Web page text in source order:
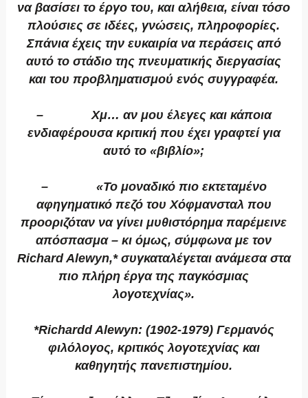
να βασίσει το έργο του, και αλήθεια, είναι τόσο
πλούσιες σε ιδέες, γνώσεις, πληροφορίες.
Σπάνια έχεις την ευκαιρία να περάσεις από
αυτό το στάδιο της πνευματικής διεργασίας
και του προβληματισμού ενός συγγραφέα.
– Χμ… αν μου έλεγες και κάποια
ενδιαφέρουσα κριτική που έχει γραφτεί για
αυτό το «βιβλίο»;
– «Το μοναδικό πιο εκτεταμένο
αφηγηματικό πεζό του Χόφμανσταλ που
προοριζόταν να γίνει μυθιστόρημα παρέμεινε
απόσπασμα – κι όμως, σύμφωνα με τον
Richard Alewyn,* συγκαταλέγεται ανάμεσα στα
πιο πλήρη έργα της παγκόσμιας
λογοτεχνίας».
*Richardd Alewyn: (1902-1979) Γερμανός
φιλόλογος, κριτικός λογοτεχνίας και
καθηγητής πανεπιστημίου.